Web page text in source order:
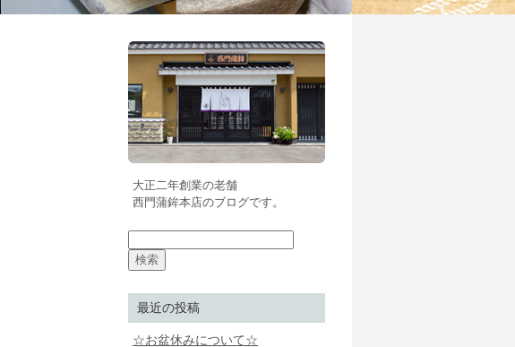
大正二年創業の老舗
西門蒲鉾本店のブログです。
最近の投稿
☆お盆休みについて☆